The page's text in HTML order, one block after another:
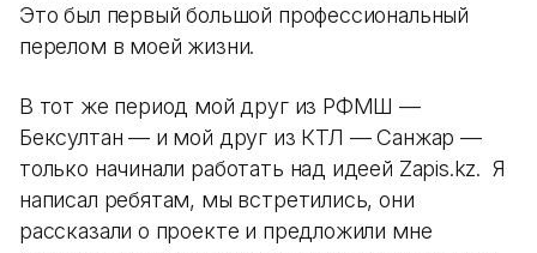
Это был первый большой профессиональный
перелом в моей жизни.
В тот же период мой друг из РФМШ —
Бексултан — и мой друг из КТЛ — Санжар —
только начинали работать над идеей Zapis.kz. Я
написал ребятам, мы встретились, они
рассказали о проекте и предложили мне